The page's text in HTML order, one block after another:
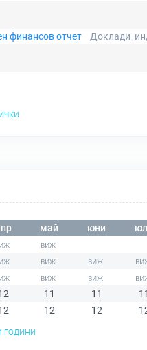
финансов отчет
май юни
11 11
12 12
години